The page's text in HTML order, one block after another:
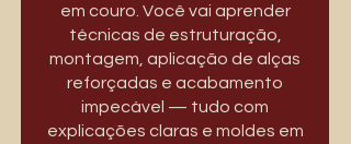
em couro. Você vai aprender
técnicas de estruturação,
montagem, aplicação de alças
reforçadas e acabamento
impecável — tudo com
explicações claras e moldes em